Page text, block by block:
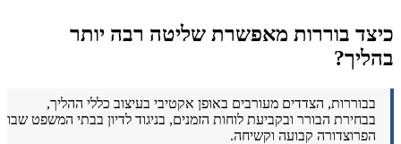
כיצד בוררות מאפשרת שליטה רבה יותר
בהליך?
בבוררות, הצדדים מעורבים באופן אקטיבי בעיצוב כללי ההליך,
בבחירת הבורר ובקביעת לוחות הזמנים, בניגוד לדיון בבתי המשפט שבו
הפרוצדורה קבועה וקשיחה.